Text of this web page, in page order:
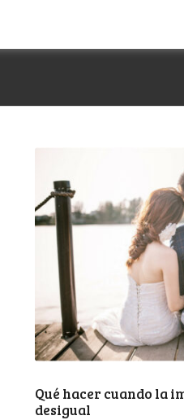
Qué hacer cuando la
desigual